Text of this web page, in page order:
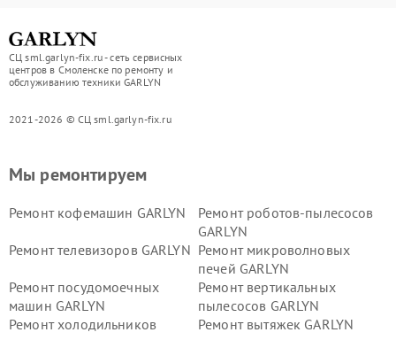
СЦ sml.garlyn-fix.ru - сеть сервисных
центров в Смоленске по ремонту и
обслуживанию техники GARLYN
2021-2026 © СЦ sml.garlyn-fix.ru
Мы ремонтируем
Ремонт кофемашин GARLYN
Ремонт роботов-пылесосов
GARLYN
Ремонт телевизоров GARLYN Ремонт микроволновых
печей GARLYN
Ремонт посудомоечных
машин GARLYN
Ремонт вертикальных
пылесосов GARLYN
Ремонт холодильников
Ремонт вытяжек GARLYN